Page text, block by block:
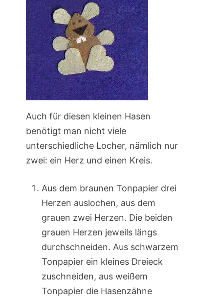
Auch für diesen kleinen Hasen
benötigt man nicht viele
unterschiedliche Locher, nämlich nur
zwei: ein Herz und einen Kreis.
Aus dem braunen Tonpapier drei
Herzen auslochen, aus dem
grauen zwei Herzen. Die beiden
grauen Herzen jeweils längs
durchschneiden. Aus schwarzem
Tonpapier ein kleines Dreieck
zuschneiden, aus weißem
Tonpapier die Hasenzähne